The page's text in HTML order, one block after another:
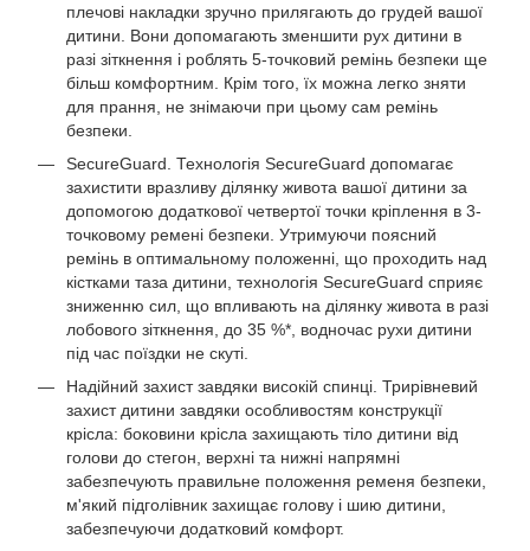
плечові накладки зручно прилягають до грудей вашої
дитини. Вони допомагають зменшити рух дитини в
разі зіткнення і роблять 5-точковий ремінь безпеки ще
більш комфортним. Крім того, їх можна легко зняти
для прання, не знімаючи при цьому сам ремінь
безпеки.
SecureGuard. Технологія SecureGuard допомагає
захистити вразливу ділянку живота вашої дитини за
допомогою додаткової четвертої точки кріплення в 3-
точковому ремені безпеки. Утримуючи поясний
ремінь в оптимальному положенні, що проходить над
кістками таза дитини, технологія SecureGuard сприяє
зниженню сил, що впливають на ділянку живота в разі
лобового зіткнення, до 35 %*, водночас рухи дитини
під час поїздки не скуті.
Надійний захист завдяки високій спинці. Трирівневий
захист дитини завдяки особливостям конструкції
крісла: боковини крісла захищають тіло дитини від
голови до стегон, верхні та нижні напрямні
забезпечують правильне положення ременя безпеки,
м'який підголівник захищає голову і шию дитини,
забезпечуючи додатковий комфорт.